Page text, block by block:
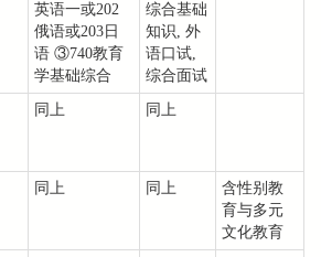
英语一或202
俄语或203日
语 ③740教育
学基础综合
综合基础
知识, 外
语口试,
综合面试
同上 同上
同上 同上
含性别教
育与多元
文化教育